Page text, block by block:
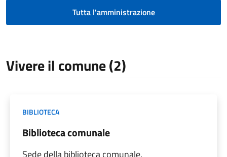
Tutta l'amministrazione
Vivere il comune (2)
BIBLIOTECA
Biblioteca comunale
Sede della biblioteca comunale.